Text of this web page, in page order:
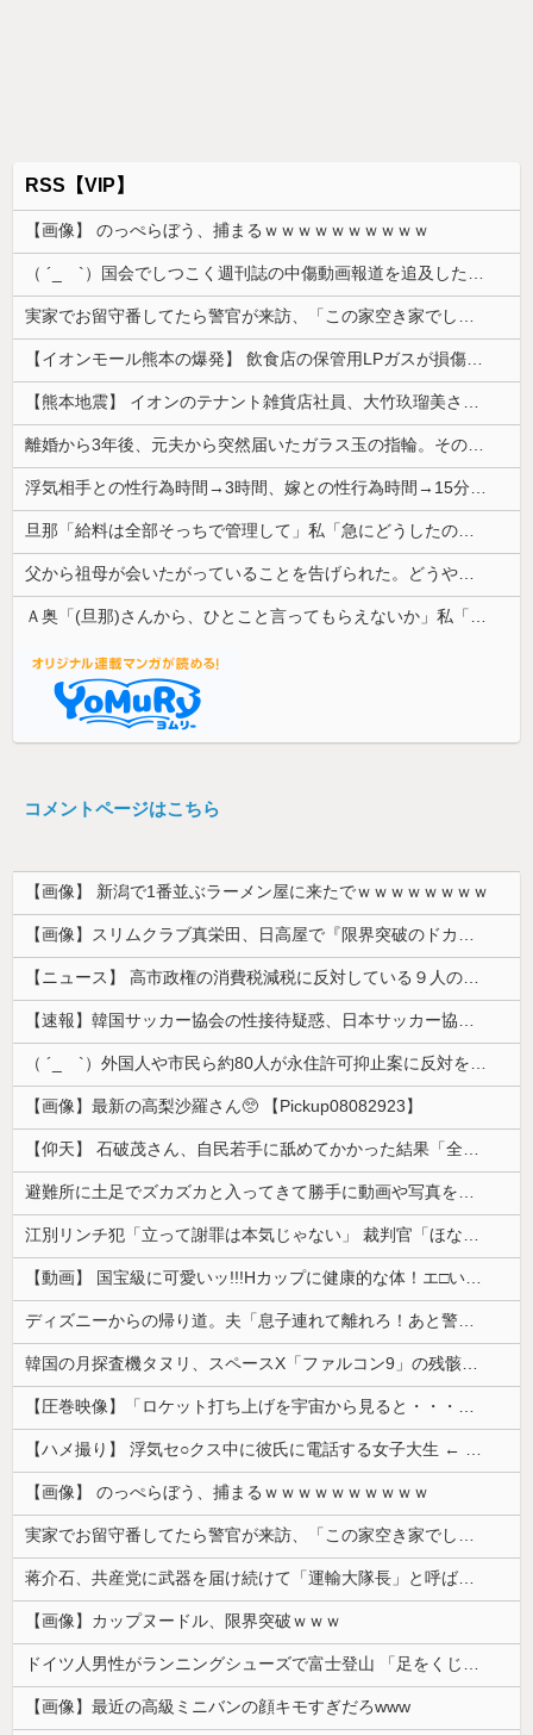
RSS【VIP】
【画像】 のっぺらぼう、捕まるｗｗｗｗｗｗｗｗｗｗ
コメントページはこちら
【画像】 新潟で1番並ぶラーメン屋に来たでｗｗｗｗｗｗｗｗ
【画像】スリムクラブ真栄田、日高屋で『限界突破のドカ食い』を披露するｗｗｗｗｗｗ
【ニュース】 高市政権の消費税減税に反対している９人の自民党議員が全て判明！！！！ やっぱりコイツラかｗｗｗｗｗ
【速報】韓国サッカー協会の性接待疑惑、日本サッカー協会が4人の日本人審判員を調査「調査後に結果を公表します」
（ ´_ゝ`）外国人や市民ら約80人が永住許可抑止案に反対を訴え「選別、差別の作業」「国会審議も経ずいきなり厳格化する国に誰が来ますか！」「今す...
【画像】最新の高梨沙羅さん🥺 【Pickup08082923】
【仰天】 石破茂さん、自民若手に舐めてかかった結果「全てを失うｗｗｗｗｗ」
避難所に土足でズカズカと入ってきて勝手に動画や写真を撮影したメディア取材陣、挙句の果てに要求してきたのは……
江別リンチ犯「立って謝罪は本気じゃない」 裁判官「ほな裁判で土下座してないキミは本気じゃないな」
【動画】 国宝級に可愛いッ!!!Hカップに健康的な体！エ□い！乳首からマ●コまで見えているよ 笑
ディズニーからの帰り道。夫「息子連れて離れろ！あと警察に通報！」私「助けて！」駅員「どうしました！？」→トンデモナイことに…
韓国の月探査機タヌリ、スペースX「ファルコン9」の残骸が月面に衝突する様子を撮影！
【圧巻映像】「ロケット打ち上げを宇宙から見ると・・・」の動画が衝撃的
【ハメ撮り】 浮気セ○クス中に彼氏に電話する女子大生 ← これを現実にやる子が現れる…
【画像】 のっぺらぼう、捕まるｗｗｗｗｗｗｗｗｗｗ
実家でお留守番してたら警官が来訪、「この家空き家でしたよね？」と問いかけてくるが実際は30年ほど住んでおり……
蒋介石、共産党に武器を届け続けて「運輸大隊長」と呼ばれる
【画像】カップヌードル、限界突破ｗｗｗ
ドイツ人男性がランニングシューズで富士登山 「足をくじいて動けない」
【画像】最近の高級ミニバンの顔キモすぎだろwww